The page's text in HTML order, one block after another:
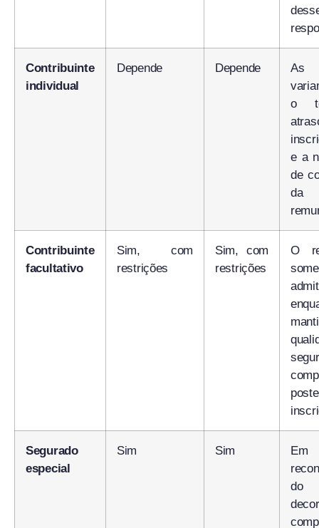
Contribuinte
individual
Depende Depende
As
o
e a
de
da
Contribuinte
facultativo
Sim, com
restrições
Sim, com
restrições
O
Segurado
especial
Sim Sim
Em
do